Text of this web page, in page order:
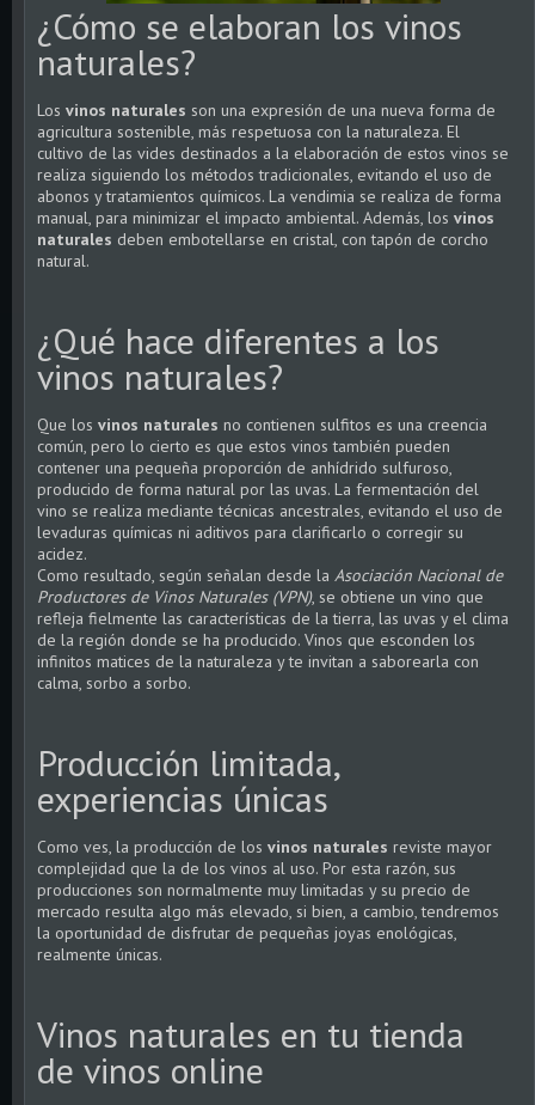
¿Cómo se elaboran los vinos
naturales?
Los vinos naturales son una expresión de una nueva forma de
agricultura sostenible, más respetuosa con la naturaleza. El
cultivo de las vides destinados a la elaboración de estos vinos se
realiza siguiendo los métodos tradicionales, evitando el uso de
abonos y tratamientos químicos. La vendimia se realiza de forma
manual, para minimizar el impacto ambiental. Además, los vinos
naturales deben embotellarse en cristal, con tapón de corcho
natural.
¿Qué hace diferentes a los
vinos naturales?
Que los vinos naturales no contienen sulfitos es una creencia
común, pero lo cierto es que estos vinos también pueden
contener una pequeña proporción de anhídrido sulfuroso,
producido de forma natural por las uvas. La fermentación del
vino se realiza mediante técnicas ancestrales, evitando el uso de
levaduras químicas ni aditivos para clarificarlo o corregir su
acidez.
Como resultado, según señalan desde la Asociación Nacional de
Productores de Vinos Naturales(VPN), se obtiene un vino que
refleja fielmente las características de la tierra, las uvas y el clima
de la región donde se ha producido. Vinos que esconden los
infinitos matices de la naturaleza y te invitan a saborearla con
calma, sorbo a sorbo.
Producción limitada,
experiencias únicas
Como ves, la producción de los vinos naturales reviste mayor
complejidad que la de los vinos al uso. Por esta razón, sus
producciones son normalmente muy limitadas y su precio de
mercado resulta algo más elevado, si bien, a cambio, tendremos
la oportunidad de disfrutar de pequeñas joyas enológicas,
realmente únicas.
Vinos naturales en tu tienda
de vinos online